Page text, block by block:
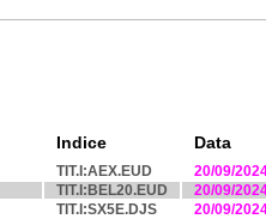
Indice Data
TIT.I:AEX.EUD
20/09/
TIT.I:BEL20.EUD
20/09/
TIT.I:SX5E.DJS
20/09/